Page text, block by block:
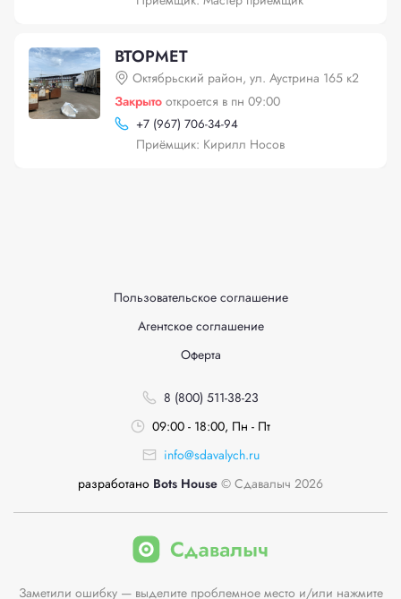
ВТОРМЕТ
Октябрьский район, ул. Аустрина 165 к2
Закрыто откроется в пн 09:00
+7 (967) 706-34-94
Приёмщик: Кирилл Носов
Пользовательское соглашение
Агентское соглашение
Оферта
8 (800) 511-38-23
09:00 - 18:00, Пн - Пт
info@sdavalych.ru
разработано Bots House © Сдавалыч 2026
Заметили ошибку — выделите проблемное место и/или нажмите